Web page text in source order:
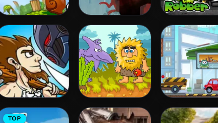
Snail Bob 2 L. A. Rex Bob The
Age of War Adam and Eve Wheely 3
TOP